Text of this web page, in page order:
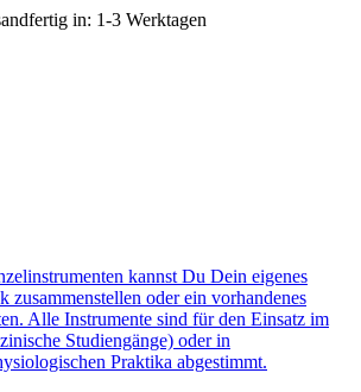
in: 1-3 Werktagen
kannst Du Dein eigenes
zusammenstellen oder ein vorhandenes
Alle Instrumente sind für den Einsatz im
Studiengänge) oder in
Praktika abgestimmt.